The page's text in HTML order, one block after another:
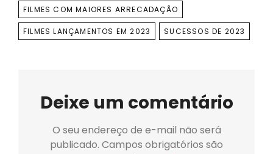
FILMES COM MAIORES ARRECADAÇÃO
FILMES LANÇAMENTOS EM 2023 SUCESSOS DE 2023
Deixe um comentário
O seu endereço de e-mail não será
publicado. Campos obrigatórios são